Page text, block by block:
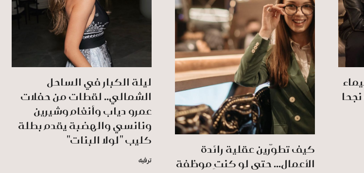
كيف تطوّرين عقلية رائدة
الأعمال... حتى لو كنتِ موظفة
ليلة الكبار في الساحل
الشمالي.. لقطات من حفلات
عمرو دياب وأنغام وشيرين
ونانسي والهضبة يقدم بطلة
كليب "لولا البنات"
ترفيه